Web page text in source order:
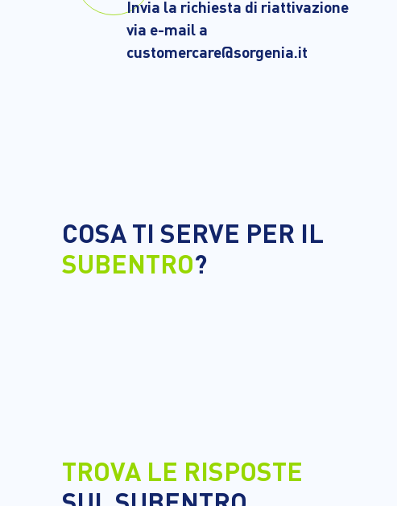
Invia la richiesta di riattivazione
via e-mail a
customercare@sorgenia.it
COSA TI SERVE PER IL
SUBENTRO?
TROVA LE RISPOSTE